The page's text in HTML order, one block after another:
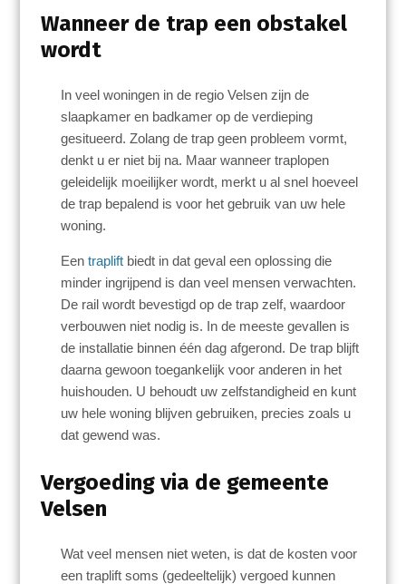
Wanneer de trap een obstakel
wordt
In veel woningen in de regio Velsen zijn de
slaapkamer en badkamer op de verdieping
gesitueerd. Zolang de trap geen probleem vormt,
denkt u er niet bij na. Maar wanneer traplopen
geleidelijk moeilijker wordt, merkt u al snel hoeveel
de trap bepalend is voor het gebruik van uw hele
woning.
Eentraplift biedt in dat geval een oplossing die
minder ingrijpend is dan veel mensen verwachten.
De rail wordt bevestigd op de trap zelf, waardoor
verbouwen niet nodig is. In de meeste gevallen is
de installatie binnen één dag afgerond. De trap blijft
daarna gewoon toegankelijk voor anderen in het
huishouden. U behoudt uw zelfstandigheid en kunt
uw hele woning blijven gebruiken, precies zoals u
dat gewend was.
Vergoeding via de gemeente
Velsen
Wat veel mensen niet weten, is dat de kosten voor
een traplift soms (gedeeltelijk) vergoed kunnen